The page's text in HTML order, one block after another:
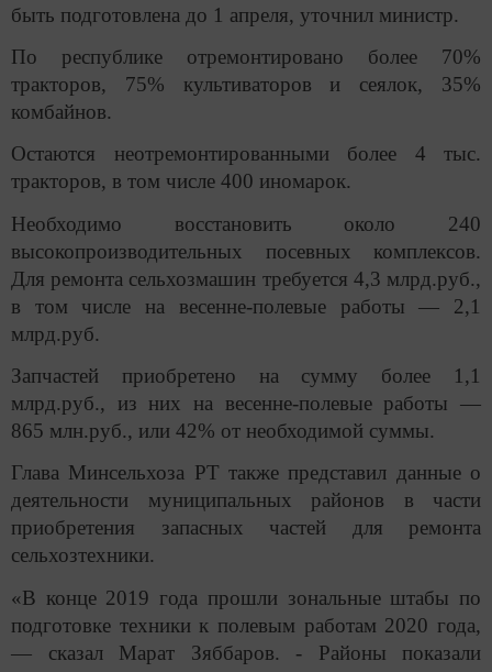
быть подготовлена до 1 апреля, уточнил министр.
По республике отремонтировано более 70%
тракторов, 75% культиваторов и сеялок, 35%
комбайнов.
Остаются неотремонтированными более 4 тыс.
тракторов, в том числе 400 иномарок.
Необходимо восстановить около 240
высокопроизводительных посевных комплексов.
Для ремонта сельхозмашин требуется 4,3 млрд.руб.,
в том числе на весенне-полевые работы — 2,1
млрд.руб.
Запчастей приобретено на сумму более 1,1
млрд.руб., из них на весенне-полевые работы —
865 млн.руб., или 42% от необходимой суммы.
Глава Минсельхоза РТ также представил данные о
деятельности муниципальных районов в части
приобретения запасных частей для ремонта
сельхозтехники.
«В конце 2019 года прошли зональные штабы по
подготовке техники к полевым работам 2020 года,
— сказал Марат Зяббаров. - Районы показали